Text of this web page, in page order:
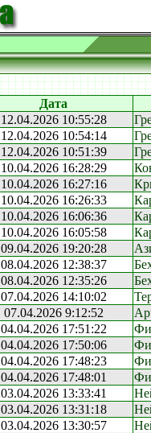
Дата
12.04.2026 10:55:28
12.04.2026 10:54:14
12.04.2026 10:51:39
10.04.2026 16:28:29
10.04.2026 16:27:16
10.04.2026 16:26:33
10.04.2026 16:06:36
10.04.2026 16:05:58
09.04.2026 19:20:28
08.04.2026 12:38:37
08.04.2026 12:35:26
07.04.2026 14:10:02
07.04.2026 9:12:52
04.04.2026 17:51:22
04.04.2026 17:50:06
04.04.2026 17:48:23
04.04.2026 17:48:01
03.04.2026 13:33:41
03.04.2026 13:31:18
03.04.2026 13:30:57